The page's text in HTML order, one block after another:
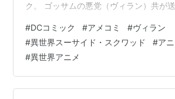
ク。 ゴッサムの悪党（ヴィラン）共が
闊歩しドラゴンが空を翔ける″異世界＝
首には爆弾、逃げたら死。任務を失敗し
絶望的な状況で、異世界で元気に暴れま
クスでおなじみのヴィランたち。 そん
る。 プロデュースするのは「ジョジョ
#DCコミック #アメコミ #ヴィラン
#異世界スーサイド・スクワッド #ア
#異世界アニメ